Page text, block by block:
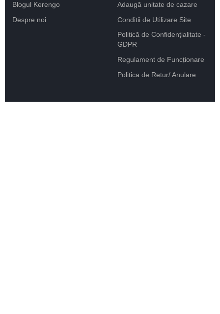
Blogul Kerengo
Despre noi
Adaugă unitate de cazare
Conditii de Utilizare Site
Politică de Confidențialitate -
GDPR
Regulament de Funcționare
Politica de Retur/ Anulare